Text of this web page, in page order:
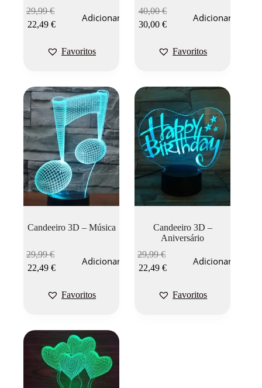
29,99€
22,49€
Adicionar
Favoritos
40,00€
30,00€
Adicionar
Favoritos
Candeeiro 3D – Música
29,99€
22,49€
Adicionar
Favoritos
Candeeiro 3D –
Aniversário
29,99€
22,49€
Adicionar
Favoritos